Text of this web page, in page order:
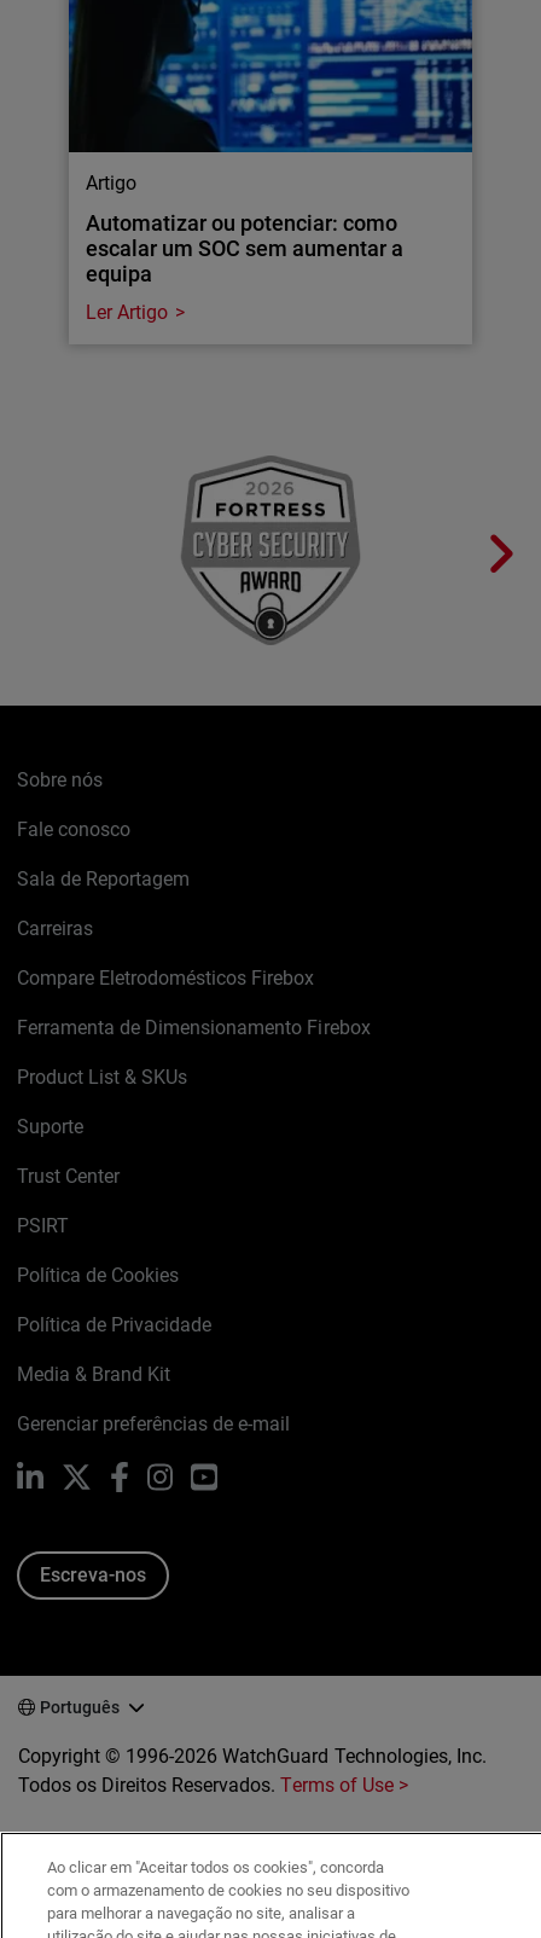
Artigo
Automatizar ou potenciar: como
escalar um SOC sem aumentar a
equipa
Ler Artigo
Sobre nós
Fale conosco
Sala de Reportagem
Carreiras
Compare Eletrodomésticos Firebox
Ferramenta de Dimensionamento Firebox
Product List & SKUs
Suporte
Trust Center
PSIRT
Política de Cookies
Política de Privacidade
Media & Brand Kit
Gerenciar preferências de e-mail
LinkedIn FacebookInstagramYouTube
Escreva-nos
Português
Copyright © 1996-2026 WatchGuard Technologies, Inc.
Todos os Direitos Reservados.Terms of Use >
Ao clicar em "Aceitar todos os cookies", concorda
com o armazenamento de cookies no seu dispositivo
para melhorar a navegação no site, analisar a